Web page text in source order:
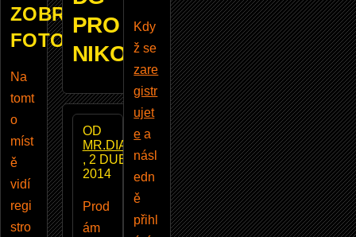
ZOBRAZUJE
FOTOBAZAR
Na
tomt
o
míst
ě
vidí
regi
stro
PRO
NIKON
OD
MR.DIAMOND
, 2 DUBEN
2014
Prod
ám
Kdy
ž se
zare
gistr
ujet
e a
násl
edn
ě
přihl